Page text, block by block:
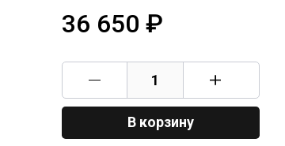
36 650 ₽
В корзину